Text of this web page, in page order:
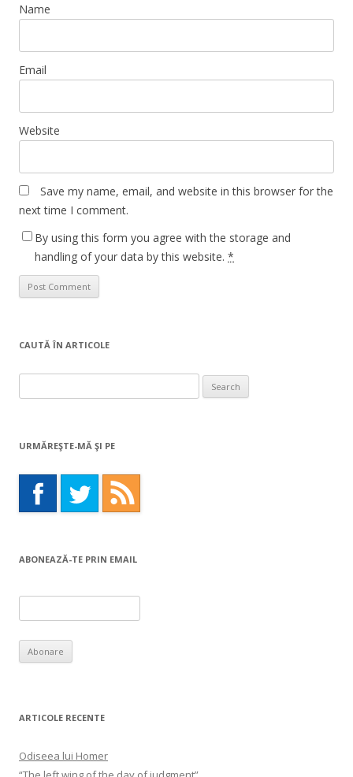
Name
Email
Website
Save my name, email, and website in this browser for the
next time I comment.
By using this form you agree with the storage and
handling of your data by this website. *
CAUTĂ ÎN ARTICOLE
for:
URMĂREŞTE-MĂ ŞI PE
ABONEAZĂ-TE PRIN EMAIL
ARTICOLE RECENTE
Odiseea lui Homer